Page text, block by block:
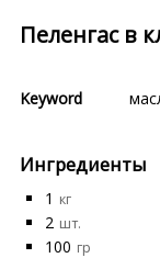
Пеленгас в
Keyword
Ингредиенты
1 кг
2 шт.
100 гр